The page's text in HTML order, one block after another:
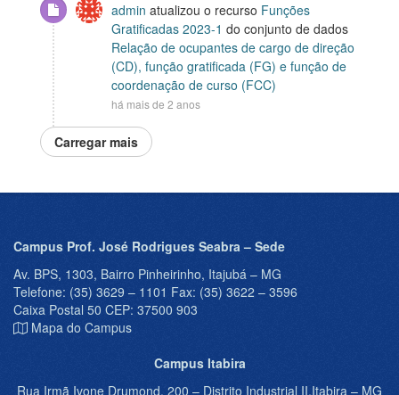
admin atualizou o recurso Funções
Gratificadas 2023-1 do conjunto de dados
Relação de ocupantes de cargo de direção
(CD), função gratificada (FG) e função de
coordenação de curso (FCC)
há mais de 2 anos
Carregar mais
Campus Prof. José Rodrigues Seabra – Sede
Av. BPS, 1303, Bairro Pinheirinho, Itajubá – MG
Telefone: (35) 3629 – 1101 Fax: (35) 3622 – 3596
Caixa Postal 50 CEP: 37500 903
Mapa do Campus
Campus Itabira
Rua Irmã Ivone Drumond, 200 – Distrito Industrial II,Itabira – MG